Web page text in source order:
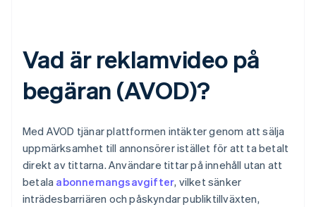
Vad är reklamvideo på
begäran (AVOD)?
Med AVOD tjänar plattformen intäkter genom att sälja
uppmärksamhet till annonsörer istället för att ta betalt
direkt av tittarna. Användare tittar på innehåll utan att
betala abonnemangsavgifter, vilket sänker
inträdesbarriären och påskyndar publiktillväxten,